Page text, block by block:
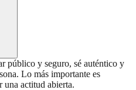
público y seguro, sé auténtico y
Lo más importante es
una actitud abierta.